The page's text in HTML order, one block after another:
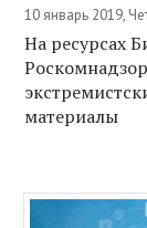
10 январь 2019,
На ресурсах
материалы